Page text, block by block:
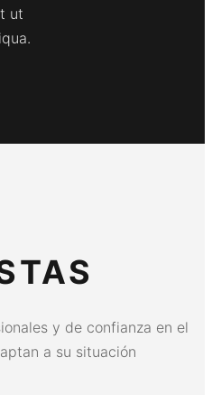
ut
y de confianza en el
a su situación